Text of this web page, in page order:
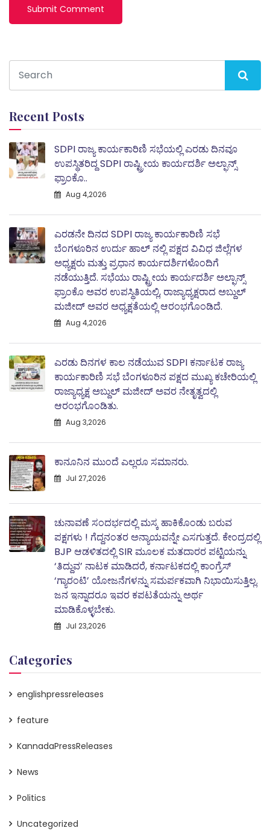
Recent Posts
SDPI ರಾಜ್ಯ ಕಾರ್ಯಕಾರಿಣಿ ಸಭೆಯಲ್ಲಿ ಎರಡು ದಿನವೂ
ಉಪಸ್ಥಿತರಿದ್ದ SDPI ರಾಷ್ಟ್ರೀಯ ಕಾರ್ಯದರ್ಶಿ ಅಲ್ಫಾನ್ಸ್
ಫ್ರಾಂಕೊ..
Aug 4,2026
ಎರಡನೇ ದಿನದ SDPI ರಾಜ್ಯ ಕಾರ್ಯಕಾರಿಣಿ ಸಭೆ
ಬೆಂಗಳೂರಿನ ಉರ್ದು ಹಾಲ್ ನಲ್ಲಿ ಪಕ್ಷದ ವಿವಿಧ ಜಿಲ್ಲೆಗಳ
ಅಧ್ಯಕ್ಷರು ಮತ್ತು ಪ್ರಧಾನ ಕಾರ್ಯದರ್ಶಿಗಳೊಂದಿಗೆ
ನಡೆಯುತ್ತಿದೆ. ಸಭೆಯು ರಾಷ್ಟ್ರೀಯ ಕಾರ್ಯದರ್ಶಿ ಅಲ್ಫಾನ್ಸ್
ಫ್ರಾಂಕೊ ಅವರ ಉಪಸ್ಥಿತಿಯಲ್ಲಿ, ರಾಜ್ಯಾಧ್ಯಕ್ಷರಾದ ಅಬ್ದುಲ್‌
ಮಜೀದ್‌ ಅವರ ಅಧ್ಯಕ್ಷತೆಯಲ್ಲಿ ಆರಂಭಗೊಂಡಿದೆ.
Aug 4,2026
ಎರಡು ದಿನಗಳ ಕಾಲ ನಡೆಯುವ SDPI ಕರ್ನಾಟಕ ರಾಜ್ಯ
ಕಾರ್ಯಕಾರಿಣಿ ಸಭೆ ಬೆಂಗಳೂರಿನ ಪಕ್ಷದ ಮುಖ್ಯ ಕಚೇರಿಯಲ್ಲಿ
ರಾಜ್ಯಾಧ್ಯಕ್ಷ ಅಬ್ದುಲ್‌ ಮಜೀದ್ ಅವರ ನೇತೃತ್ವದಲ್ಲಿ
ಆರಂಭಗೊಂಡಿತು.
Aug 3,2026
ಕಾನೂನಿನ ಮುಂದೆ ಎಲ್ಲರೂ ಸಮಾನರು.
Jul 27,2026
ಚುನಾವಣೆ ಸಂದರ್ಭದಲ್ಲಿ ಮಸ್ಕ ಹಾಕಿಕೊಂಡು ಬರುವ
ಪಕ್ಷಗಳು ! ಗೆದ್ದನಂತರ ಅನ್ಯಾಯವನ್ನೇ ಎಸಗುತ್ತದೆ. ಕೇಂದ್ರದಲ್ಲಿ
BJP ಆಡಳಿತದಲ್ಲಿ SIR ಮೂಲಕ ಮತದಾರರ ಪಟ್ಟಿಯನ್ನು
‘ತಿದ್ದುವ’ ನಾಟಕ ಮಾಡಿದರೆ, ಕರ್ನಾಟಕದಲ್ಲಿ ಕಾಂಗ್ರೆಸ್‌
‘ಗ್ಯಾರಂಟಿ’ ಯೋಜನೆಗಳನ್ನು ಸಮರ್ಪಕವಾಗಿ ನಿಭಾಯಿಸುತ್ತಿಲ್ಲ.
ಜನ ಇನ್ನಾದರೂ ಇವರ ಕಪಟತೆಯನ್ನು ಅರ್ಥ
ಮಾಡಿಕೊಳ್ಳಬೇಕು.
Jul 23,2026
Categories
englishpressreleases
feature
KannadaPressReleases
News
Politics
Uncategorized